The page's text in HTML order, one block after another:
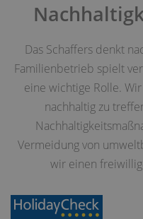
Das Schaffers denkt
Familienbetrieb spielt
eine wichtige Rolle.
nachhaltig zu
Vermeidung von
wir einen